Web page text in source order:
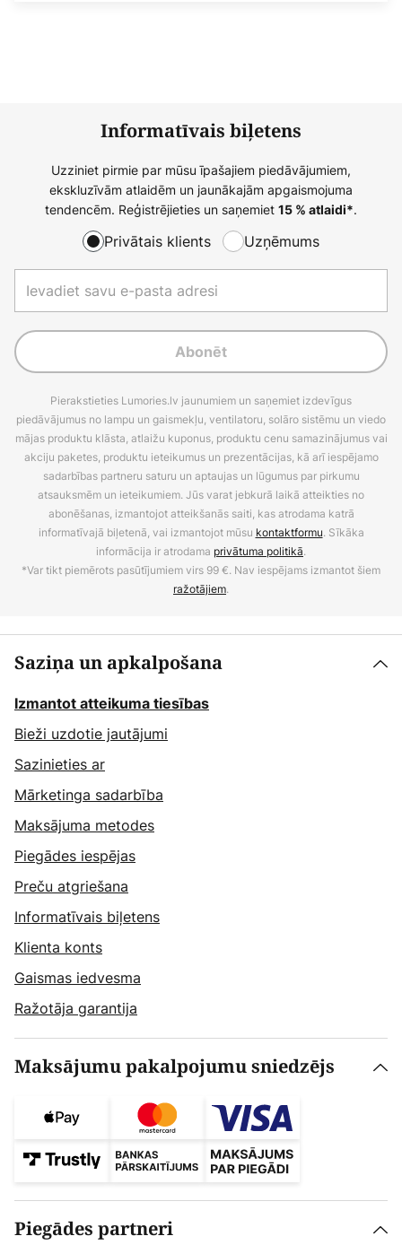
Informatīvais biļetens
Uzziniet pirmie par mūsu īpašajiem piedāvājumiem,
ekskluzīvām atlaidēm un jaunākajām apgaismojuma
tendencēm. Reģistrējieties un saņemiet 15 % atlaidi*.
Privātais klients Uzņēmums
Abonēt
Pierakstieties Lumories.lv jaunumiem un saņemiet izdevīgus
piedāvājumus no lampu un gaismekļu, ventilatoru, solāro sistēmu un viedo
mājas produktu klāsta, atlaižu kuponus, produktu cenu samazinājumus vai
akciju paketes, produktu ieteikumus un prezentācijas, kā arī iespējamo
sadarbības partneru saturu un aptaujas un lūgumus par pirkumu
atsauksmēm un ieteikumiem. Jūs varat jebkurā laikā atteikties no
abonēšanas, izmantojot atteikšanās saiti, kas atrodama katrā
informatīvajā biļetenā, vai izmantojot mūsu kontaktformu. Sīkāka
informācija ir atrodama privātuma politikā.
*Var tikt piemērots pasūtījumiem virs 99 €. Nav iespējams izmantot šiem
ražotājiem.
Saziņa un apkalpošana
Izmantot atteikuma tiesības
Bieži uzdotie jautājumi
Sazinieties ar
Mārketinga sadarbība
Maksājuma metodes
Piegādes iespējas
Preču atgriešana
Informatīvais biļetens
Klienta konts
Gaismas iedvesma
Ražotāja garantija
Maksājumu pakalpojumu sniedzējs
Piegādes partneri